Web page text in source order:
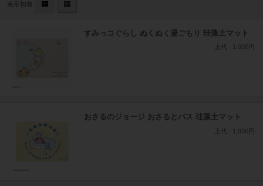
表示切替
すみっコぐらし ぬくぬく湯ごもり 珪藻土マット
上代 1,000円
おさるのジョージ おさるとバス 珪藻土マット
上代 1,000円